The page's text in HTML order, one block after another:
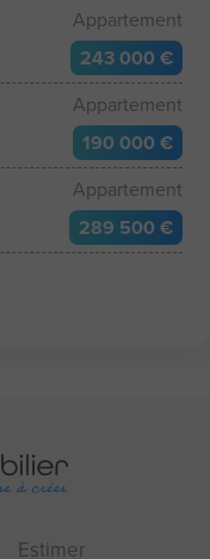
Appartement
243 000 €
Appartement
190 000 €
Appartement
289 500 €
Estimer